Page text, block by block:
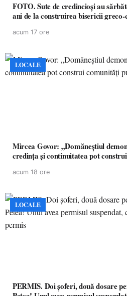
FOTO. Sute de credincioși au
ani de la construirea bisericii greco-
acum 17 ore
LOCALE
Mircea Govor: „Domăneștiul
credința și continuitatea pot
acum 18 ore
LOCALE
PERMIS. Doi șoferi, două dosare